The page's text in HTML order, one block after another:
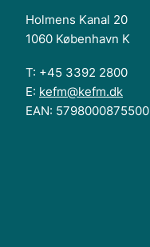
Holmens Kanal 20
1060 København K
T: +45 3392 2800
E: kefm@kefm.dk
EAN: 5798000875500